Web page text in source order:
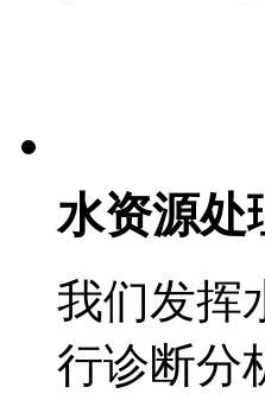
水资源处
我们发挥
行诊断分